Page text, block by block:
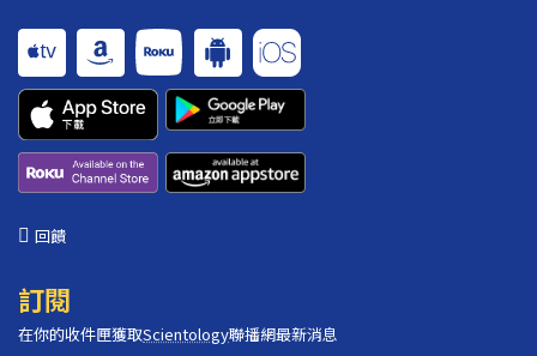
回饋
訂閱
在你的收件匣獲取Scientology聯播網最新消息